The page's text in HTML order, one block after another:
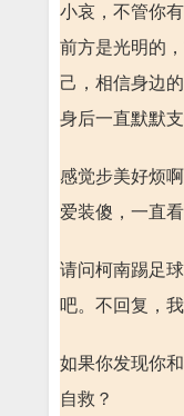
小哀，不管你
前方是光明的
己，相信身边
身后一直默默
感觉步美好烦
爱装傻，一直
请问柯南踢足
吧。不回复，
如果你发现你
自救？